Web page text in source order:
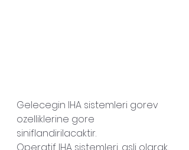
Gelecegin IHA sistemleri gorev
ozelliklerine gore
siniflandirilacaktir.